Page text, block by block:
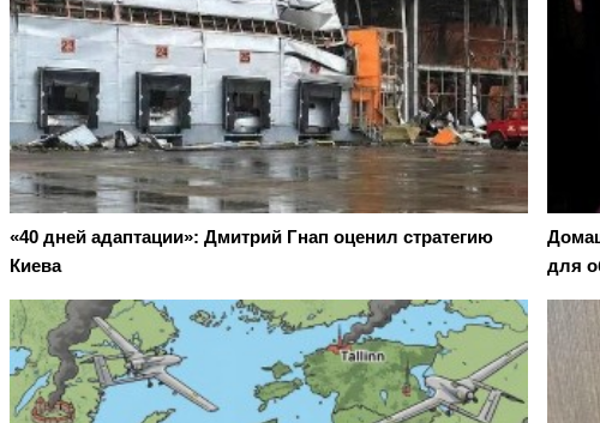
«40 дней адаптации»: Дмитрий Гнап оценил стратегию
Киева
для